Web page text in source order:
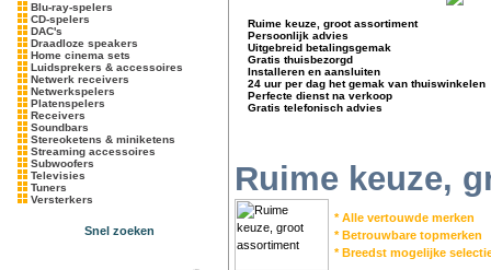
Blu-ray-spelers
CD-spelers
DAC's
Draadloze speakers
Home cinema sets
Luidsprekers & accessoires
Netwerk receivers
Netwerkspelers
Platenspelers
Receivers
Soundbars
Stereoketens & miniketens
Streaming accessoires
Subwoofers
Televisies
Tuners
Versterkers
Snel zoeken
Ruime keuze, groot assortiment
Persoonlijk advies
Uitgebreid betalingsgemak
Gratis thuisbezorgd
Installeren en aansluiten
24 uur per dag het gemak van thuiswinkelen
Perfecte dienst na verkoop
Gratis telefonisch advies
Ruime keuze,
* Alle vertouwde merken
* Betrouwbare topmerken
* Breedst mogelijke